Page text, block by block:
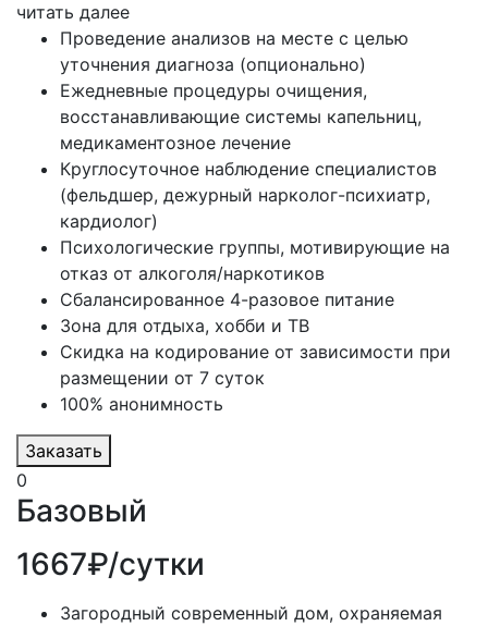
читать далее
Проведение анализов на месте с целью
уточнения диагноза (опционально)
Ежедневные процедуры очищения,
восстанавливающие системы капельниц,
медикаментозное лечение
Круглосуточное наблюдение специалистов
(фельдшер, дежурный нарколог-психиатр,
кардиолог)
Психологические группы, мотивирующие на
отказ от алкоголя/наркотиков
Сбалансированное 4-разовое питание
Зона для отдыха, хобби и ТВ
Скидка на кодирование от зависимости при
размещении от 7 суток
100% анонимность
Заказать
0
Базовый
1667₽/сутки
Загородный современный дом, охраняемая